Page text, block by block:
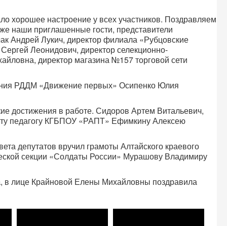
хорошее настроение у всех участников. Поздравляем
наши приглашенные гости, представители
Андрей Лукич, директор филиала «Рубцовские
Леонидович, директор селекционно-
директор магазина №157 торговой сети
РДДМ «Движение первых» Осипенко Юлия
достижения в работе. Сидоров Артем Витальевич,
педагогу КГБПОУ «РАПТ» Ефимкину Алексею
депутатов вручил грамоты Алтайского краевого
секции «Солдаты России» Мурашову Владимиру
в лице Крайновой Елены Михайловны поздравила